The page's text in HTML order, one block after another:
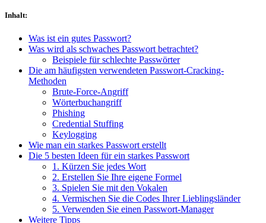
Inhalt:
Was ist ein gutes Passwort?
Was wird als schwaches Passwort betrachtet?
Beispiele für schlechte Passwörter
Die am häufigsten verwendeten Passwort-Cracking-
Methoden
Brute-Force-Angriff
Wörterbuchangriff
Phishing
Credential Stuffing
Keylogging
Wie man ein starkes Passwort erstellt
Die 5 besten Ideen für ein starkes Passwort
1. Kürzen Sie jedes Wort
2. Erstellen Sie Ihre eigene Formel
3. Spielen Sie mit den Vokalen
4. Vermischen Sie die Codes Ihrer Lieblingsländer
5. Verwenden Sie einen Passwort-Manager
Weitere Tipps